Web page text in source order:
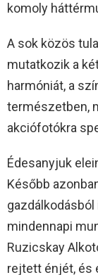
komoly
A sok közös
mutatkozik a
harmóniát, a
természetben,
akciófotókra
Édesanyjuk
Később
mindennapi
Ruzicskay
rejtett énjét, és